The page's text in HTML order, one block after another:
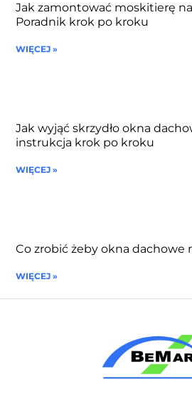
Jak zamontować moskitierę
Poradnik krok po kroku
WIĘCEJ »
Jak wyjąć skrzydło okna
instrukcja krok po kroku
WIĘCEJ »
Co zrobić żeby okna dachowe
WIĘCEJ »